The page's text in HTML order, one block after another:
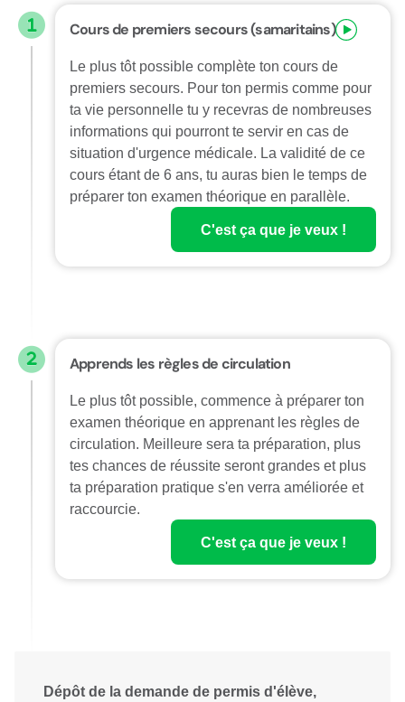
Cours de premiers secours (samaritains)
Le plus tôt possible complète ton cours de
premiers secours. Pour ton permis comme pour
ta vie personnelle tu y recevras de nombreuses
informations qui pourront te servir en cas de
situation d'urgence médicale. La validité de ce
cours étant de 6 ans, tu auras bien le temps de
préparer ton examen théorique en parallèle.
C'est ça que je veux !
Apprends les règles de circulation
Le plus tôt possible, commence à préparer ton
examen théorique en apprenant les règles de
circulation. Meilleure sera ta préparation, plus
tes chances de réussite seront grandes et plus
ta préparation pratique s'en verra améliorée et
raccourcie.
C'est ça que je veux !
Dépôt de la demande de permis d'élève,